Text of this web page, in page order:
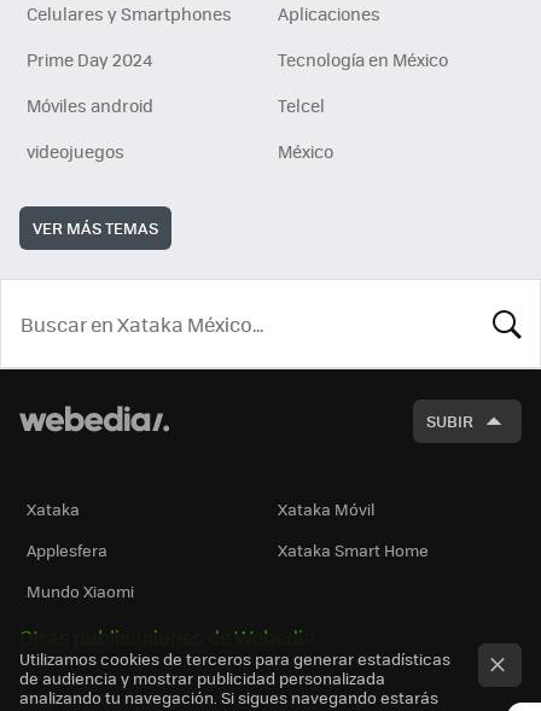
Celulares y Smartphones
Aplicaciones
Prime Day 2024
Tecnología en México
Móviles android
Telcel
videojuegos
México
VER MÁS TEMAS
SUBIR
Xataka
Xataka Móvil
Applesfera
Xataka Smart Home
Mundo Xiaomi
Otras publicaciones de Webedia
Utilizamos cookies de terceros para generar estadísticas
de audiencia y mostrar publicidad personalizada
analizando tu navegación. Si sigues navegando estarás